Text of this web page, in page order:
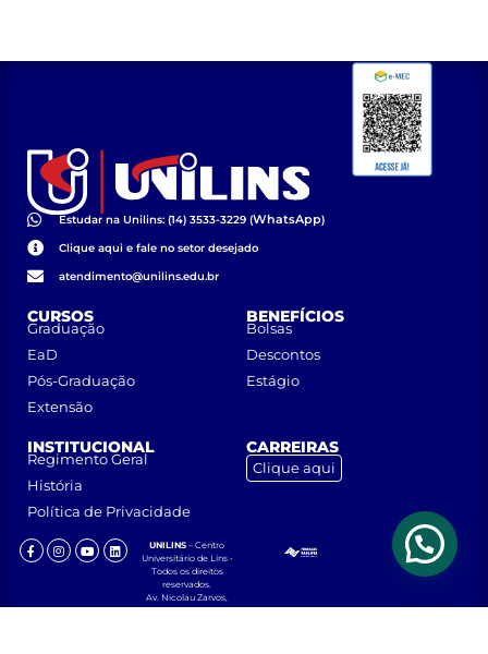
Estudar na Unilins: (14) 3533-3229 (WhatsApp)
Clique aqui e fale no setor desejado
atendimento@unilins.edu.br
CURSOS
Graduação
EaD
Pós-Graduação
Extensão
BENEFÍCIOS
Bolsas
Descontos
Estágio
INSTITUCIONAL
Regimento Geral
História
Política de Privacidade
CARREIRAS
Clique aqui
UNILINS – Centro
Universitário de Lins •
Todos os direitos
reservados.
Av. Nicolau Zarvos,
1925 – Jardim